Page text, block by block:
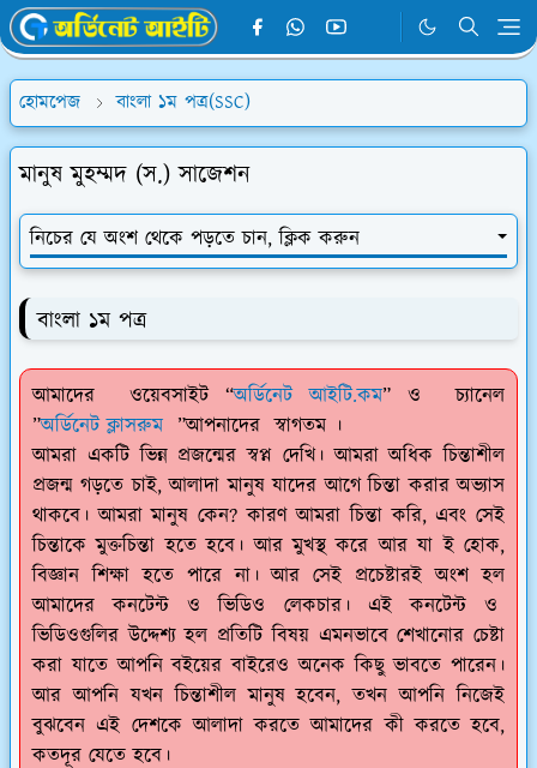
হোমপেজ বাংলা ১ম পত্র(SSC)
মানুষ মুহম্মদ (স.) সাজেশন
নিচের যে অংশ থেকে পড়তে চান, ক্লিক করুন
বাংলা ১ম পত্র
আমাদের ওয়েবসাইট “অর্ডিনেট আইটি.কম” ও চ্যানেল
”অর্ডিনেট ক্লাসরুম ”আপনাদের স্বাগতম ।
আমরা একটি ভিন্ন প্রজন্মের স্বপ্ন দেখি। আমরা অধিক চিন্তাশীল
প্রজন্ম গড়তে চাই, আলাদা মানুষ যাদের আগে চিন্তা করার অভ্যাস
থাকবে। আমরা মানুষ কেন? কারণ আমরা চিন্তা করি, এবং সেই
চিন্তাকে মুক্তচিন্তা হতে হবে। আর মুখস্থ করে আর যা ই হোক,
বিজ্ঞান শিক্ষা হতে পারে না। আর সেই প্রচেষ্টারই অংশ হল
আমাদের কনটেন্ট ও ভিডিও লেকচার। এই কনটেন্ট ও
ভিডিওগুলির উদ্দেশ্য হল প্রতিটি বিষয় এমনভাবে শেখানোর চেষ্টা
করা যাতে আপনি বইয়ের বাইরেও অনেক কিছু ভাবতে পারেন।
আর আপনি যখন চিন্তাশীল মানুষ হবেন, তখন আপনি নিজেই
বুঝবেন এই দেশকে আলাদা করতে আমাদের কী করতে হবে,
কতদূর যেতে হবে।